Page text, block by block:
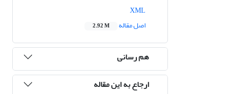
اصل مقاله
2.92 M
هم رسانی
ارجاع به این مقاله